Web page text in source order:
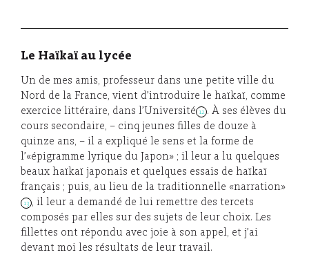
Le Haïkaï au lycée
Un de mes amis, professeur dans une petite ville du
Nord de la France, vient d’introduire le haïkaï, comme
exercice littéraire, dans l’Université 12 . À ses élèves du
cours secondaire, – cinq jeunes filles de douze à
quinze ans, – il a expliqué le sens et la forme de
l’«épigramme lyrique du Japon» ; il leur a lu quelques
beaux haïkaï japonais et quelques essais de haïkaï
français ; puis, au lieu de la traditionnelle «narration»
13 , il leur a demandé de lui remettre des tercets
composés par elles sur des sujets de leur choix. Les
fillettes ont répondu avec joie à son appel, et j’ai
devant moi les résultats de leur travail.